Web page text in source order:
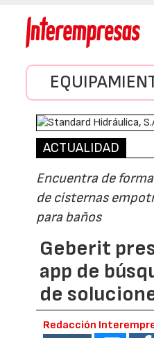
ACTUALIDAD
Encuentra de
de cisternas
para baños
Geberit
app de
de
Redacción